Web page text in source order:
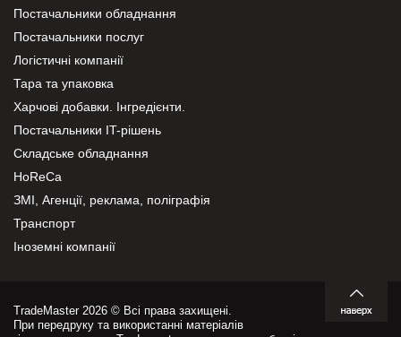
Постачальники обладнання
Постачальники послуг
Логістичні компанії
Тара та упаковка
Харчові добавки. Інгредієнти.
Постачальники IT-рішень
Складське обладнання
HoReCa
ЗМІ, Агенції, реклама, поліграфія
Транспорт
Іноземні компанії
TradeMaster 2026 © Всі права захищені.
При передруку та використанні матеріалів